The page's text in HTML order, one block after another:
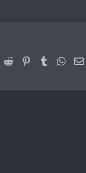
Reddit PinterestTumblr